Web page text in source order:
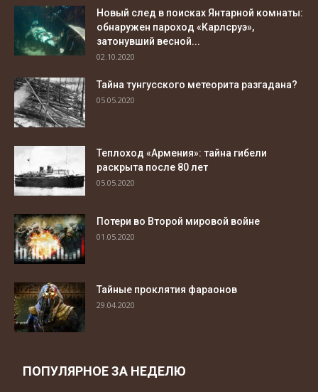
Новый след в поисках Янтарной комнаты:
обнаружен пароход «Карлсруэ»,
затонувший весной...
02.10.2020
Тайна тунгусского метеорита разгадана?
05.05.2020
Теплоход «Армения»: тайна гибели
раскрыта после 80 лет
05.05.2020
Потери во Второй мировой войне
01.05.2020
Тайные проклятия фараонов
29.04.2020
ПОПУЛЯРНОЕ ЗА НЕДЕЛЮ